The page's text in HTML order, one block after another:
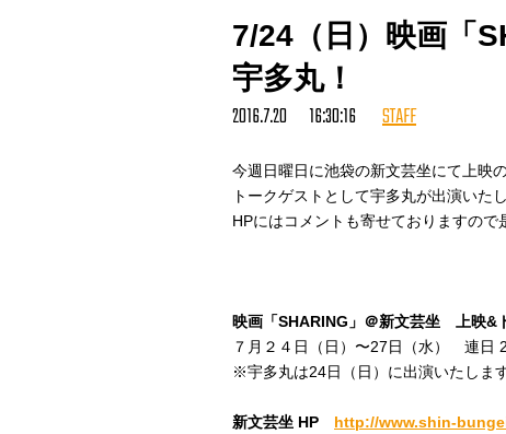
7/24（日）映画「
宇多丸！
2016.7.20 16:30:16 STAFF
今週日曜日に池袋の新文芸坐にて上映
トークゲストとして宇多丸が出演いたし
HPにはコメントも寄せておりますので
映画「SHARING」＠新文芸坐 上映&
７月２４日（日）〜27日（水） 連日
※宇多丸は24日（日）に出演いたします
新文芸坐 HP http://www.shin-